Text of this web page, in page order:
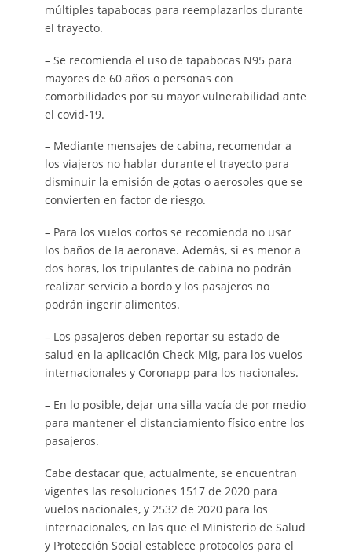
múltiples tapabocas para reemplazarlos durante
el trayecto.
– Se recomienda el uso de tapabocas N95 para
mayores de 60 años o personas con
comorbilidades por su mayor vulnerabilidad ante
el covid-19.
– Mediante mensajes de cabina, recomendar a
los viajeros no hablar durante el trayecto para
disminuir la emisión de gotas o aerosoles que se
convierten en factor de riesgo.
– Para los vuelos cortos se recomienda no usar
los baños de la aeronave. Además, si es menor a
dos horas, los tripulantes de cabina no podrán
realizar servicio a bordo y los pasajeros no
podrán ingerir alimentos.
– Los pasajeros deben reportar su estado de
salud en la aplicación Check-Mig, para los vuelos
internacionales y Coronapp para los nacionales.
– En lo posible, dejar una silla vacía de por medio
para mantener el distanciamiento físico entre los
pasajeros.
Cabe destacar que, actualmente, se encuentran
vigentes las resoluciones 1517 de 2020 para
vuelos nacionales, y 2532 de 2020 para los
internacionales, en las que el Ministerio de Salud
y Protección Social establece protocolos para el